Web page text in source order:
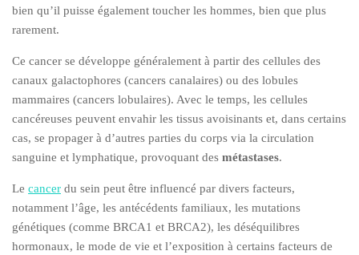
bien qu’il puisse également toucher les hommes, bien que plus
rarement.
Ce cancer se développe généralement à partir des cellules des
canaux galactophores (cancers canalaires) ou des lobules
mammaires (cancers lobulaires). Avec le temps, les cellules
cancéreuses peuvent envahir les tissus avoisinants et, dans certains
cas, se propager à d’autres parties du corps via la circulation
sanguine et lymphatique, provoquant des métastases.
Le cancer du sein peut être influencé par divers facteurs,
notamment l’âge, les antécédents familiaux, les mutations
génétiques (comme BRCA1 et BRCA2), les déséquilibres
hormonaux, le mode de vie et l’exposition à certains facteurs de